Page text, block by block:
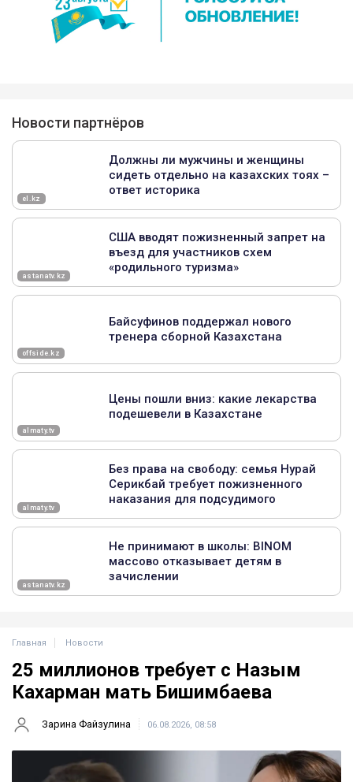
Главная Новости
25 миллионов требует с Назым
Кахарман мать Бишимбаева
Зарина Файзулина 06.08.2026, 08:58